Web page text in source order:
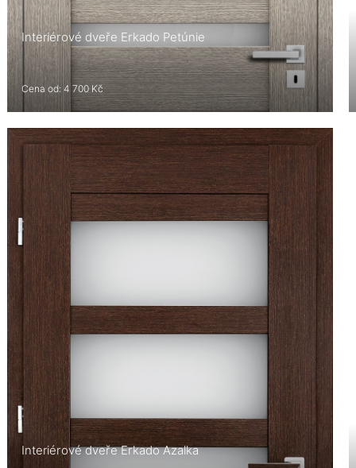
Interiérové dveře Erkado Petúnie
Cena od: 4 700 Kč
Interiérové dveře Erkado Azalka